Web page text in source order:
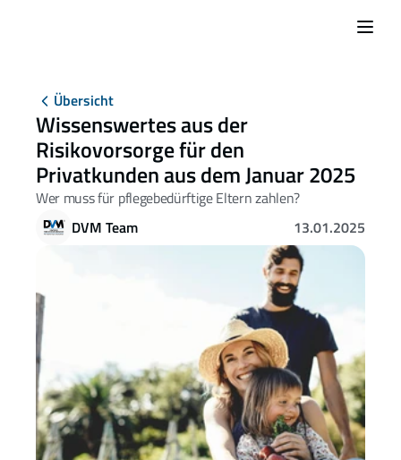
Übersicht
Wissenswertes aus der
Risikovorsorge für den
Privatkunden aus dem Januar 2025
Wer muss für pflegebedürftige Eltern zahlen?
DVM Team
13.01.2025